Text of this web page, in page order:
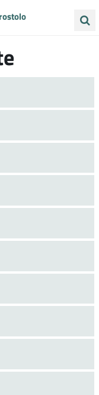
VEZZANO